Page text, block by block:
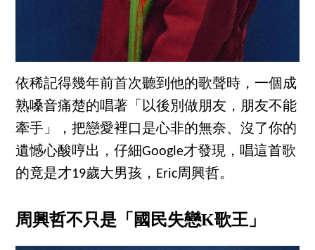
依稀記得幾年前首次聽到他的歌聲時，一個成
熟嗓音痛楚的唱著「以後別做朋友，朋友不能
牽手」，把戀愛裡口是心非的無奈、沒了你的
遺憾心酸哼出，仔細Google才發現，唱這首歌
的竟是才19歲大男孩，Eric周興哲。
周興哲不只是「國民失戀K歌王」